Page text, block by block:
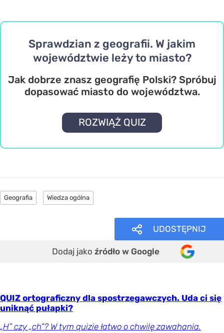
Sprawdzian z geografii. W jakim
województwie leży to miasto?
Jak dobrze znasz geografię Polski? Spróbuj
dopasować miasto do województwa.
ROZWIĄŻ QUIZ
Geografia Wiedza ogólna
UDOSTĘPNIJ
Dodaj jako źródło w Google
QUIZ ortograficzny dla spostrzegawczych. Uda ci się
uniknąć pułapki?
„H” czy „ch”? W tym quizie łatwo o chwilę zawahania.